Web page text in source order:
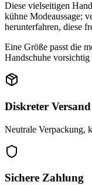
Diese vielseitigen
kühne Modeaussage;
herunterfahren, diese
Eine Größe passt die
Handschuhe
Diskreter Versand
Neutrale Verpackung,
Sichere Zahlung